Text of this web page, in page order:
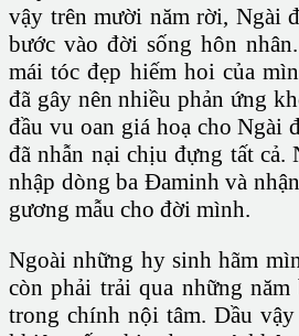
vậy trên mười năm rời, Ngài
bước vào đời sống hôn
mái tóc đẹp hiếm hoi của
đã gây nên nhiều phản ứng
đầu vu oan giá hoạ cho Ngài
đã nhẫn nại chịu đựng tất cả.
nhập dòng ba Đaminh và
gương mẫu cho đời mình.
Ngoài những hy sinh hãm
còn phải trải qua những
trong chính nội tâm. Dầu